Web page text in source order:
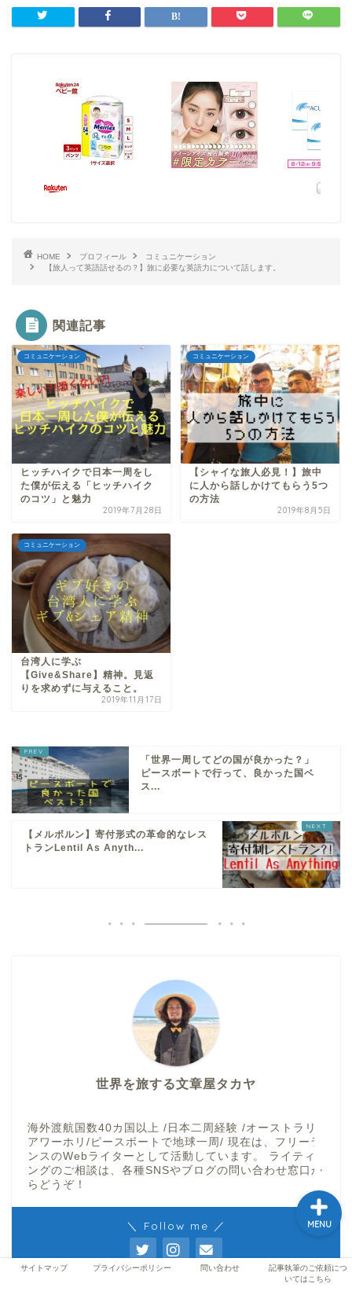
HOME プロフィール
コミュニケーション
【旅人って英語話せるの？】旅に必要な英語力について話します。
関連記事
コミュニケーション
ヒッチハイクで日本一周をし
た僕が伝える「ヒッチハイク
のコツ」と魅力
2019年7月28日
コミュニケーション
【シャイな旅人必見！】旅中
に人から話しかけてもらう5つ
の方法
2019年8月5日
コミュニケーション
台湾人に学ぶ
【Give&Share】精神。見返
りを求めずに与えること。
2019年11月17日
「世界一周してどの国が良かった？」
ピースボートで行って、良かった国ベ
ス...
【メルボルン】寄付形式の革命的なレス
トランLentil As Anyth...
世界を旅する文章屋タカヤ
海外渡航国数40カ国以上 /日本二周経験 /オーストラリ
アワーホリ/ピースボートで地球一周/ 現在は、フリーラ
ンスのWebライターとして活動しています。 ライティ
ングのご相談は、各種SNSやブログの問い合わせ窓口か
らどうぞ！
＼ Follow me ／
サイトマップ プライバシーポリシー 問い合わせ
記事執筆のご依頼につ
いてはこちら
MENU
プロフィール
記事執筆のご依頼につい
てはこちら
サイトマップ